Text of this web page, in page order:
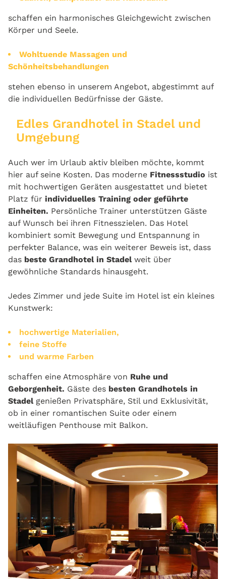
schaffen ein harmonisches Gleichgewicht zwischen
Körper und Seele.
Wohltuende Massagen und
Schönheitsbehandlungen
stehen ebenso in unserem Angebot, abgestimmt auf
die individuellen Bedürfnisse der Gäste.
Edles Grandhotel in Stadel und
Umgebung
Auch wer im Urlaub aktiv bleiben möchte, kommt
hier auf seine Kosten. Das moderne Fitnessstudio ist
mit hochwertigen Geräten ausgestattet und bietet
Platz für individuelles Training oder geführte
Einheiten. Persönliche Trainer unterstützen Gäste
auf Wunsch bei ihren Fitnesszielen. Das Hotel
kombiniert somit Bewegung und Entspannung in
perfekter Balance, was ein weiterer Beweis ist, dass
das beste Grandhotel in Stadelweit über
gewöhnliche Standards hinausgeht.
Jedes Zimmer und jede Suite im Hotel ist ein kleines
Kunstwerk:
hochwertige Materialien,
feine Stoffe
und warme Farben
schaffen eine Atmosphäre von Ruhe und
Geborgenheit. Gäste des besten Grandhotels in
Stadelgenießen Privatsphäre, Stil und Exklusivität,
ob in einer romantischen Suite oder einem
weitläufigen Penthouse mit Balkon.